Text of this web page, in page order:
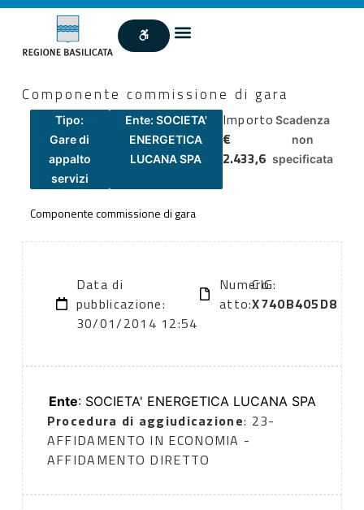
Componente commissione di gara
Tipo:
Gare di
appalto
servizi
Ente: SOCIETA'
ENERGETICA
LUCANA SPA
Importo
€
2.433,6
Scadenza
non
specificata
Componente commissione di gara
Data di
pubblicazione:
30/01/2014 12:54
Numero
atto:
CIG:
X740B405D8
Ente: SOCIETA' ENERGETICA LUCANA SPA
Procedura di aggiudicazione: 23-
AFFIDAMENTO IN ECONOMIA -
AFFIDAMENTO DIRETTO